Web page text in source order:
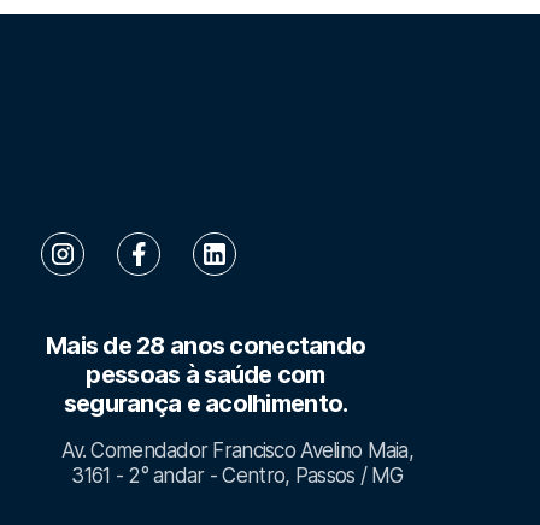
Mais de 28 anos conectando
pessoas à saúde com
segurança e acolhimento.
Av. Comendador Francisco Avelino Maia,
3161 - 2° andar - Centro, Passos / MG